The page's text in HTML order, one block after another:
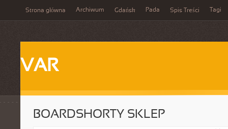
Strona główna Archiwum Gdańsk Pada Spis Treści Tagi
VAR
BOARDSHORTY SKLEP